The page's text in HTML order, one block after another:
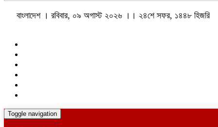
বাংলাদেশ । রবিবার, ০৯ অগাস্ট ২০২৬ ।। ২৪শে সফর, ১৪৪৮ হিজরি
Toggle navigation